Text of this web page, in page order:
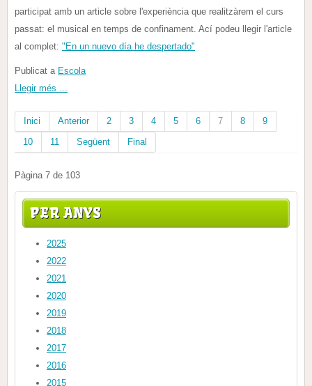
participat amb un article sobre l'experiència que realitzàrem el curs
passat: el musical en temps de confinament. Ací podeu llegir l'article
al complet: "En un nuevo día he despertado"
Publicat a Escola
Llegir més ...
Inici Anterior 2 3 4 5 6 7 8
9
10
11 Següent Final
Pàgina 7 de 103
PER ANYS
2025
2022
2021
2020
2019
2018
2017
2016
2015